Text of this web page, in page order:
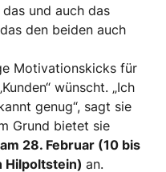
und auch das
den beiden auch
Motivationskicks für
wünscht. „Ich
genug“, sagt sie
Grund bietet sie
28. Februar (10 bis
Hilpoltstein) an.